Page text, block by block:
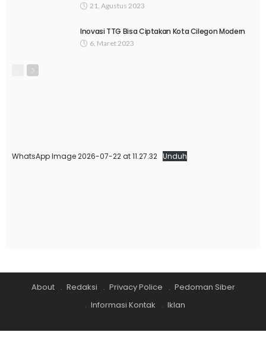
21, Agustus 2023
Inovasi TTG Bisa Ciptakan Kota Cilegon Modern
6, Maret 2023
WhatsApp Image 2026-07-22 at 11.27.32 Unduh
About Redaksi Privacy Police
Pedoman Siber
Informasi Kontak
Iklan